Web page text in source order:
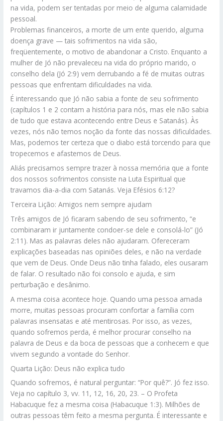
na vida, podem ser tentadas por meio de alguma calamidade
pessoal.
Problemas financeiros, a morte de um ente querido, alguma
doença grave — tais sofrimentos na vida são,
freqüentemente, o motivo de abandonar a Cristo. Enquanto a
mulher de Jó não prevaleceu na vida do próprio marido, o
conselho dela (Jó 2:9) vem derrubando a fé de muitas outras
pessoas que enfrentam dificuldades na vida.
É interessando que Jó não sabia a fonte de seu sofrimento
(capítulos 1 e 2 contam a história para nós, mas ele não sabia
de tudo que estava acontecendo entre Deus e Satanás). Às
vezes, nós não temos noção da fonte das nossas dificuldades.
Mas, podemos ter certeza que o diabo está torcendo para que
tropecemos e afastemos de Deus.
Aliás precisamos sempre trazer à nossa memória que a fonte
dos nossos sofrimentos consiste na Luta Espiritual que
travamos dia-a-dia com Satanás. Veja Efésios 6:12?
Terceira Lição: Amigos nem sempre ajudam
Três amigos de Jó ficaram sabendo de seu sofrimento, “e
combinaram ir juntamente condoer-se dele e consolá-lo” (Jó
2:11). Mas as palavras deles não ajudaram. Ofereceram
explicações baseadas nas opiniões deles, e não na verdade
que vem de Deus. Onde Deus não tinha falado, eles ousaram
de falar. O resultado não foi consolo e ajuda, e sim
perturbação e desânimo.
A mesma coisa acontece hoje. Quando uma pessoa amada
morre, muitas pessoas procuram confortar a família com
palavras insensatas e até mentirosas. Por isso, as vezes,
quando sofremos perda, é melhor procurar conselho na
palavra de Deus e da boca de pessoas que a conhecem e que
vivem segundo a vontade do Senhor.
Quarta Lição: Deus não explica tudo
Quando sofremos, é natural perguntar: “Por quê?”. Jó fez isso.
Veja no capítulo 3, vv. 11, 12, 16, 20, 23. – O Profeta
Habacuque fez a mesma coisa (Habacuque 1:3). Milhões de
outras pessoas têm feito a mesma pergunta. É interessante e